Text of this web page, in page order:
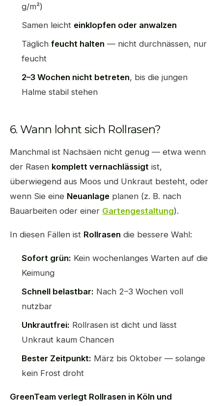
g/m²)
Samen leicht einklopfen oder anwalzen
Täglich feucht halten — nicht durchnässen, nur
feucht
2–3 Wochen nicht betreten, bis die jungen
Halme stabil stehen
6. Wann lohnt sich Rollrasen?
Manchmal ist Nachsäen nicht genug — etwa wenn
der Rasen komplett vernachlässigt ist,
überwiegend aus Moos und Unkraut besteht, oder
wenn Sie eine Neuanlage planen (z. B. nach
Bauarbeiten oder einer Gartengestaltung).
In diesen Fällen ist Rollrasen die bessere Wahl:
Sofort grün: Kein wochenlanges Warten auf die
Keimung
Schnell belastbar: Nach 2–3 Wochen voll
nutzbar
Unkrautfrei: Rollrasen ist dicht und lässt
Unkraut kaum Chancen
Bester Zeitpunkt: März bis Oktober — solange
kein Frost droht
GreenTeam verlegt Rollrasen in Köln und